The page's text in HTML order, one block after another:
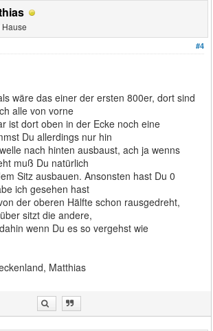
#4
wäre das einer der ersten 800er, dort sind
alle von vorne
ist dort oben in der Ecke noch eine
Du allerdings nur hin
nach hinten ausbaust, ach ja wenns
muß Du natürlich
Sitz ausbauen. Ansonsten hast Du 0
ich gesehen hast
der oberen Hälfte schon rausgedreht,
sitzt die andere,
wenn Du es so vergehst wie
Matthias